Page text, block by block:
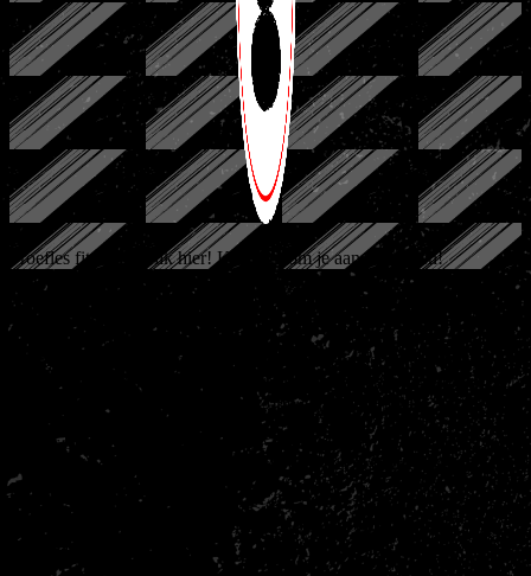
Proefles fitness ? Klik hier! Klik hier om je aan te melden!
Technogym staat bekend om zijn hoogwaardige
Daarnaast biedt Technogym ook voor de beginnende sporter de
juiste ondersteuning en mocht je er toch niet helemaal uitkomen, dan
is er altijd iemand aanwezig die je op weg kan helpen.
Verder biedt Nakama Gym ook de mogelijkheid om, in overleg, een
passend fitness schema te maken, specifiek gericht op jouw wensen
en doelen.
Meer geïnteresseerd in power liften? Ook dan ben je bij Nakama
Gym aan het juiste adres.